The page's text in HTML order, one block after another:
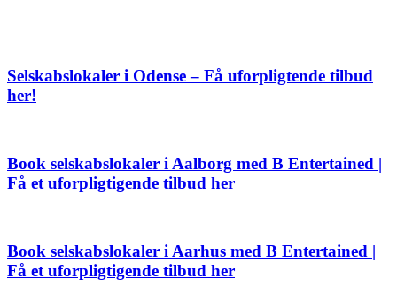
Selskabslokaler i Odense – Få uforpligtende tilbud
her!
Book selskabslokaler i Aalborg med B Entertained |
Få et uforpligtigende tilbud her
Book selskabslokaler i Aarhus med B Entertained |
Få et uforpligtigende tilbud her